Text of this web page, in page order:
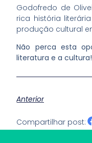
Godofredo de
rica história
produção cultural
Não perca esta
literatura e a cultura!
Anterior
Compartilhar post: